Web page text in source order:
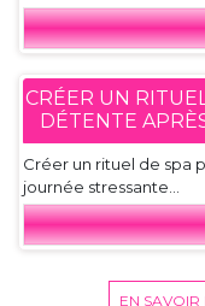
CRÉER UN
DÉTENTE
Créer un rituel de spa
journée stressante...
EN SAVOIR